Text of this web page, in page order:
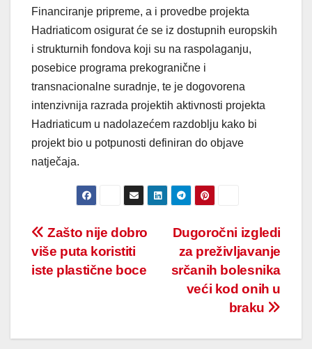
Financiranje pripreme, a i provedbe projekta
Hadriaticom osigurat će se iz dostupnih europskih
i strukturnih fondova koji su na raspolaganju,
posebice programa prekogranične i
transnacionalne suradnje, te je dogovorena
intenzivnija razrada projektih aktivnosti projekta
Hadriaticum u nadolazećem razdoblju kako bi
projekt bio u potpunosti definiran do objave
natječaja.
Post
navigation
Dugoročni izgledi
za preživljavanje
srčanih bolesnika
veći kod onih u
braku
Zašto nije dobro
više puta koristiti
iste plastične boce